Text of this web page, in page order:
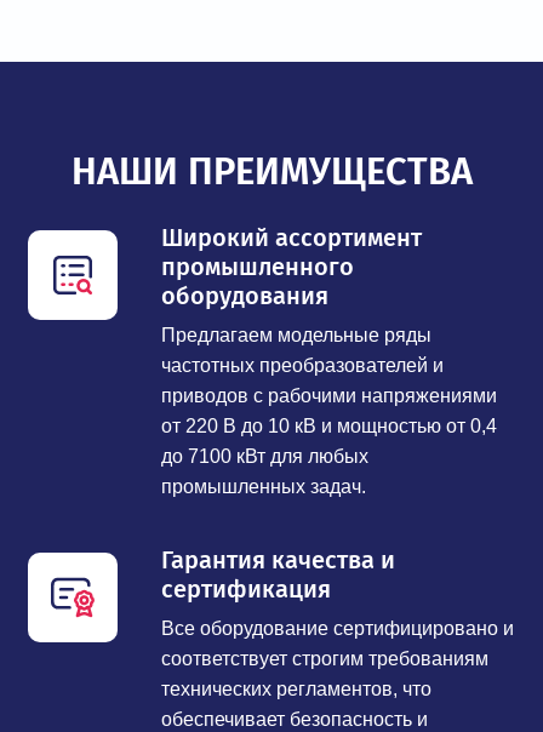
НАШИ ПРЕИМУЩЕСТВА
Широкий ассортимент
промышленного
оборудования
Предлагаем модельные ряды
частотных преобразователей и
приводов с рабочими напряжениями
от 220 В до 10 кВ и мощностью от 0,4
до 7100 кВт для любых
промышленных задач.
Гарантия качества и
сертификация
Все оборудование сертифицировано и
соответствует строгим требованиям
технических регламентов, что
обеспечивает безопасность и